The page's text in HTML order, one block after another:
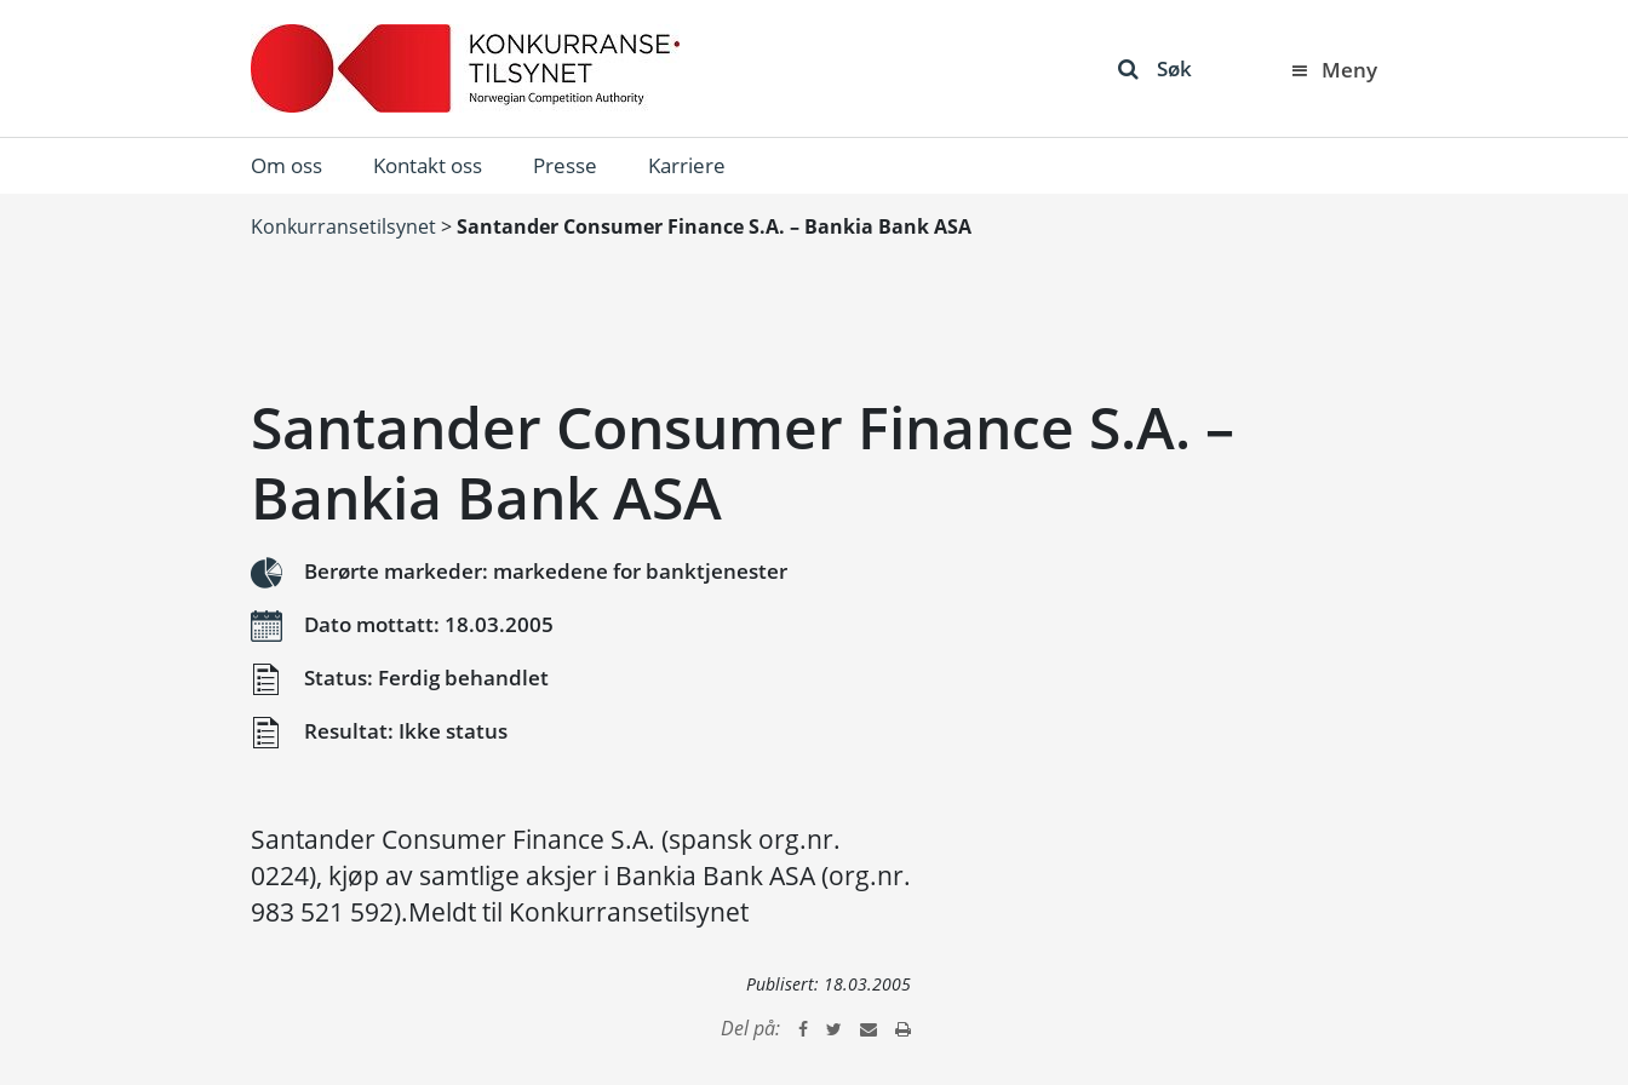
Søk Meny
Om oss Kontakt oss Presse Karriere
Konkurransetilsynet>Santander Consumer Finance S.A. – Bankia Bank ASA
Santander Consumer Finance S.A. –
Bankia Bank ASA
Berørte markeder: markedene for banktjenester
Dato mottatt: 18.03.2005
Status: Ferdig behandlet
Resultat: Ikke status
Santander Consumer Finance S.A. (spansk org.nr.
0224), kjøp av samtlige aksjer i Bankia Bank ASA (org.nr.
983 521 592).Meldt til Konkurransetilsynet
Publisert: 18.03.2005
Del på: